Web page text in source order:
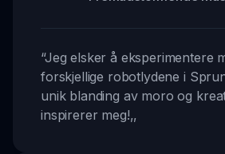
“Jeg elsker å eksperimentere
forskjellige robotlydene i
unik blanding av moro og
inspirerer meg!,,